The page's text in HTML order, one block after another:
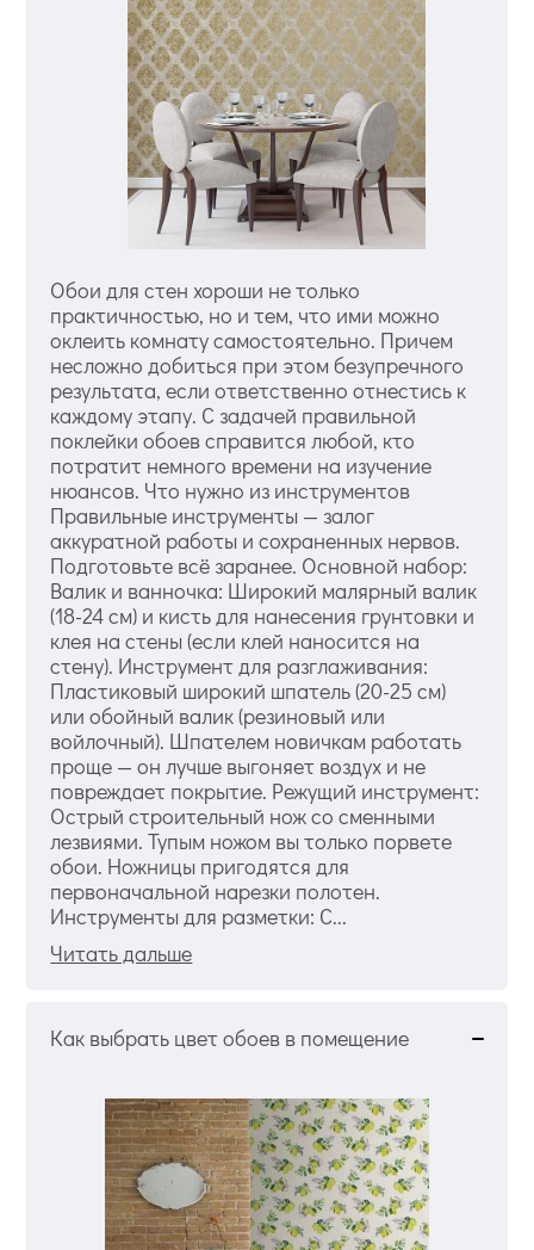
Обои для стен хороши не только
практичностью, но и тем, что ими можно
оклеить комнату самостоятельно. Причем
несложно добиться при этом безупречного
результата, если ответственно отнестись к
каждому этапу. С задачей правильной
поклейки обоев справится любой, кто
потратит немного времени на изучение
нюансов. Что нужно из инструментов
Правильные инструменты — залог
аккуратной работы и сохраненных нервов.
Подготовьте всё заранее. Основной набор:
Валик и ванночка: Широкий малярный валик
(18-24 см) и кисть для нанесения грунтовки и
клея на стены (если клей наносится на
стену). Инструмент для разглаживания:
Пластиковый широкий шпатель (20-25 см)
или обойный валик (резиновый или
войлочный). Шпателем новичкам работать
проще — он лучше выгоняет воздух и не
повреждает покрытие. Режущий инструмент:
Острый строительный нож со сменными
лезвиями. Тупым ножом вы только порвете
обои. Ножницы пригодятся для
первоначальной нарезки полотен.
Инструменты для разметки: С...
Читать дальше
Как выбрать цвет обоев в помещение